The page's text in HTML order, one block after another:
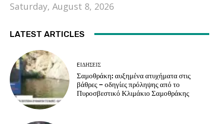
Saturday, August 8, 2026
LATEST ARTICLES
EΙΔΗΣΕΙΣ
Σαμοθράκη: αυξημένα ατυχήματα στις
βάθρες – οδηγίες πρόληψης από το
Πυροσβεστικό Κλιμάκιο Σαμοθράκης